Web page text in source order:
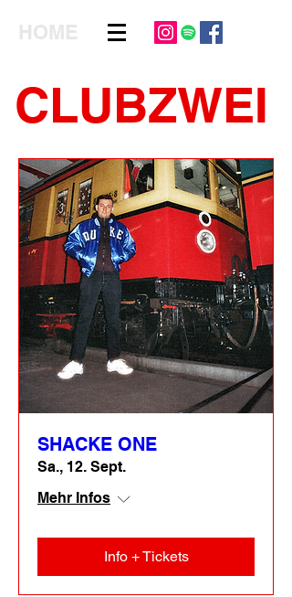
HOME
CLUBZWEI
SHACKE ONE
Sa., 12. Sept.
Mehr Infos
Info + Tickets